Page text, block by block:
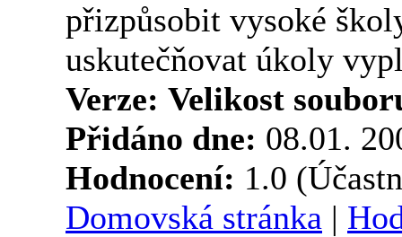
přizpůsobit vysoké
uskutečňovat úkoly
Verze: Velikost
Přidáno dne: 08.01.
Hodnocení: 1.0
Domovská stránka |